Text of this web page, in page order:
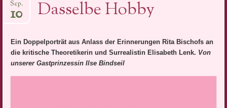
Dasselbe Hobby
Sep.
10
Ein Doppelporträt aus Anlass der Erinnerungen Rita Bischofs an
die kritische Theoretikerin und Surrealistin Elisabeth Lenk. Von
unserer Gastprinzessin Ilse Bindseil